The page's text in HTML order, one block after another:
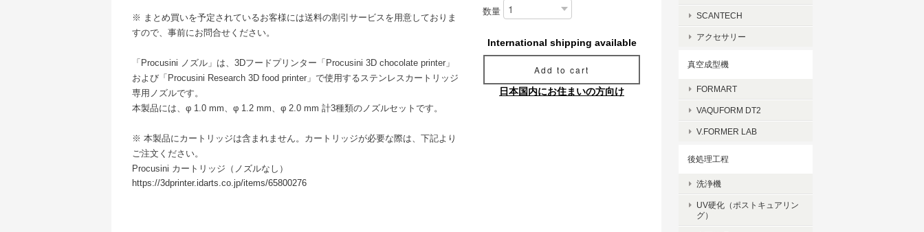
※ まとめ買いを予定されているお客様には送料の割引サービスを用意しておりま
すので、事前にお問合せください。
「Procusini ノズル」は、3Dフードプリンター「Procusini 3D chocolate printer」
および「Procusini Research 3D food printer」で使用するステンレスカートリッジ
専用ノズルです。
本製品には、φ 1.0 mm、φ 1.2 mm、φ 2.0 mm 計3種類のノズルセットです。
※ 本製品にカートリッジは含まれません。カートリッジが必要な際は、下記より
ご注文ください。
Procusini カートリッジ（ノズルなし）
https://3dprinter.idarts.co.jp/items/65800276
数量
International shipping available
Add to cart
日本国内にお住まいの方向け
SCANTECH
アクセサリー
真空成型機
FORMART
VAQUFORM DT2
V.FORMER LAB
後処理工程
洗浄機
UV硬化（ポストキュアリン
グ）